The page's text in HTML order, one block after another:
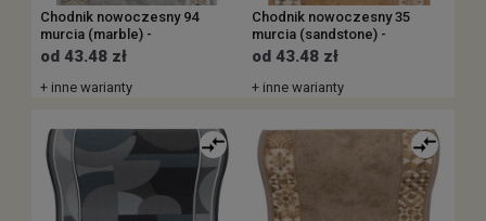
Chodnik nowoczesny 94
murcia (marble) -
od 43.48 zł
+ inne warianty
Chodnik nowoczesny 35
murcia (sandstone) -
od 43.48 zł
+ inne warianty